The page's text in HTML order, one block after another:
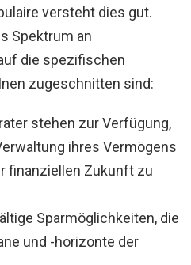
versteht dies gut.
Spektrum an
die spezifischen
zugeschnitten sind:
stehen zur Verfügung,
ihres Vermögens
finanziellen Zukunft zu
Sparmöglichkeiten, die
und -horizonte der